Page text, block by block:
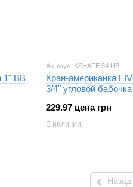
1" ВВ
Артикул: KSHAFE 34 UB
Кран-американка
3/4" угловой бабочка
229.97 цена грн
В наличии
Назад